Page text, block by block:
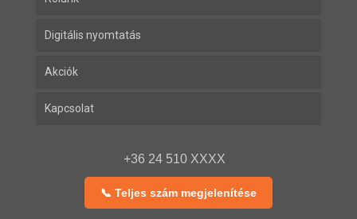
Digitális nyomtatás
Akciók
Kapcsolat
+36 24 510 XXXX
📞 Teljes szám megjelenítése